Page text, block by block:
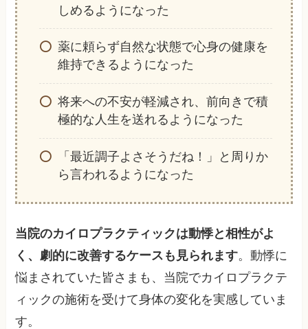
しめるようになった
薬に頼らず自然な状態で心身の健康を
維持できるようになった
将来への不安が軽減され、前向きで積
極的な人生を送れるようになった
「最近調子よさそうだね！」と周りか
ら言われるようになった
当院のカイロプラクティックは動悸と相性がよ
く、劇的に改善するケースも見られます。動悸に
悩まされていた皆さまも、当院でカイロプラクテ
ィックの施術を受けて身体の変化を実感していま
す。